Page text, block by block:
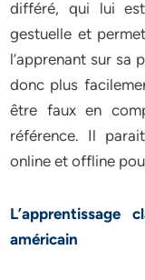
différé, qui lui
gestuelle et
l’apprenant sur sa
donc plus
être faux en
référence. Il
online et offline
américain